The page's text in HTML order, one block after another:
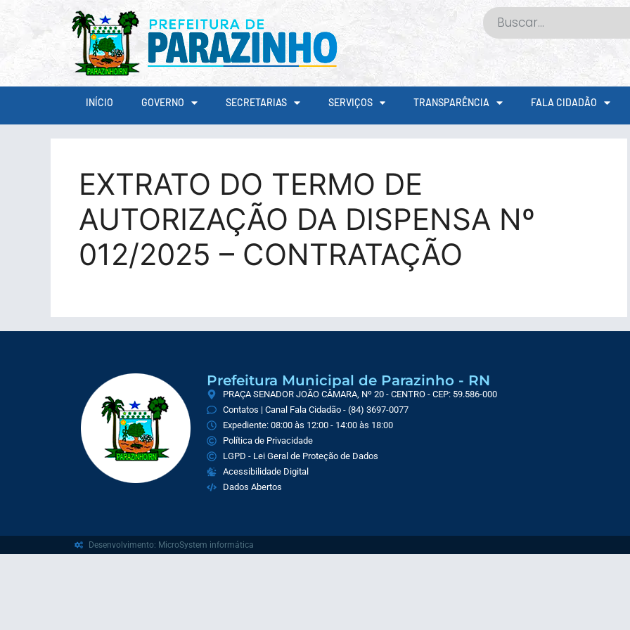
INÍCIO GOVERNO SECRETARIAS SERVIÇOS TRANSPARÊNCIA FALA CIDADÃO
EXTRATO DO TERMO DE
AUTORIZAÇÃO DA DISPENSA Nº
012/2025 – CONTRATAÇÃO
Prefeitura Municipal de Parazinho - RN
PRAÇA SENADOR JOÃO CÂMARA, Nº 20 - CENTRO - CEP: 59.586-000
Contatos | Canal Fala Cidadão - (84) 3697-0077
Expediente: 08:00 às 12:00 - 14:00 às 18:00
Política de Privacidade
LGPD - Lei Geral de Proteção de Dados
Acessibilidade Digital
Dados Abertos
Desenvolvimento: MicroSystem informática